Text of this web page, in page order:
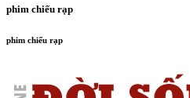
phim chiếu rạp
phim chiếu rạp